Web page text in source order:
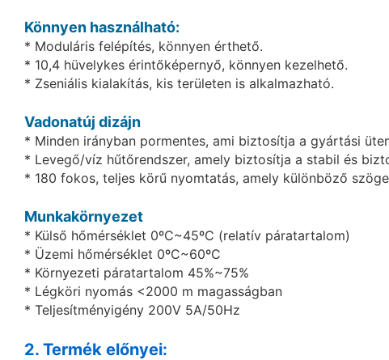
Könnyen használható:
* Moduláris felépítés, könnyen érthető.
* 10,4 hüvelykes érintőképernyő, könnyen kezelhető.
* Zseniális kialakítás, kis területen is alkalmazható.
Vadonatúj dizájn
* Minden irányban pormentes, ami biztosítja a gyártási
* Levegő/víz hűtőrendszer, amely biztosítja a stabil és
* 180 fokos, teljes körű nyomtatás, amely különböző
Munkakörnyezet
* Külső hőmérséklet 0ºC~45ºC (relatív páratartalom)
* Üzemi hőmérséklet 0ºC~60ºC
* Környezeti páratartalom 45%~75%
* Légköri nyomás <2000 m magasságban
* Teljesítményigény 200V 5A/50Hz
2. Termék előnyei: